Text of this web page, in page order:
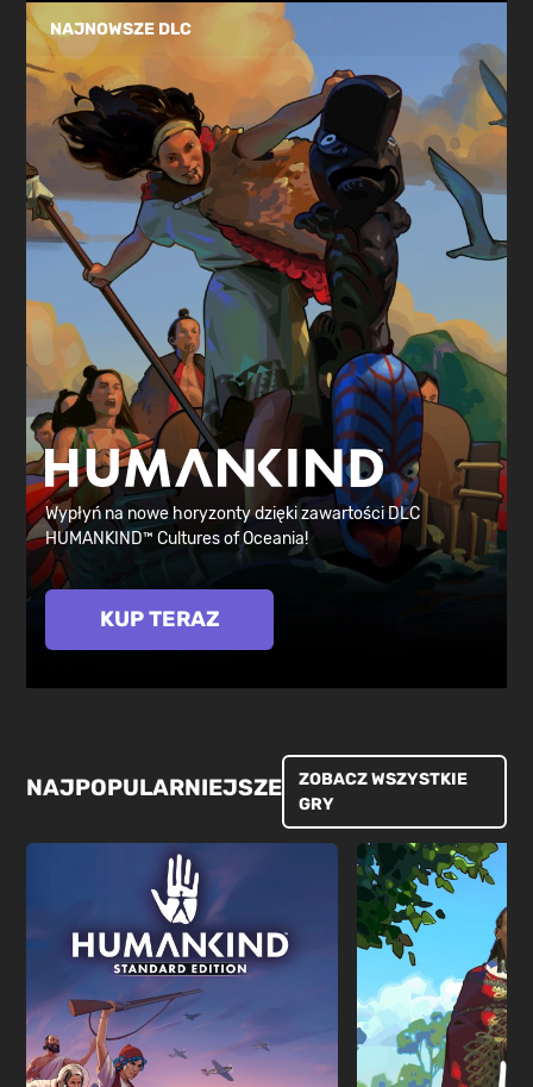
NAJNOWSZE DLC
Wypłyń na nowe horyzonty dzięki zawartości DLC
HUMANKIND™ Cultures of Oceania!
KUP TERAZ
NAJPOPULARNIEJSZE
ZOBACZ WSZYSTKIE
GRY